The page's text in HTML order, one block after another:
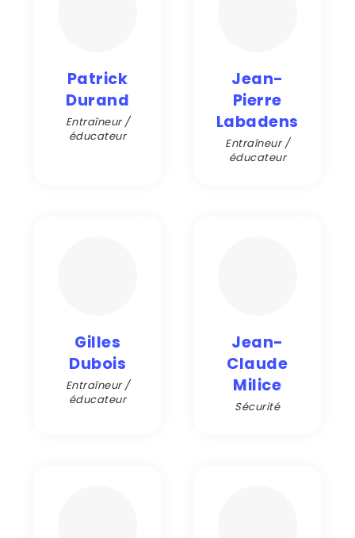
Patrick
Durand
Entraîneur /
éducateur
Jean-
Pierre
Labadens
Entraîneur /
éducateur
Gilles
Dubois
Entraîneur /
éducateur
Jean-
Claude
Milice
Sécurité